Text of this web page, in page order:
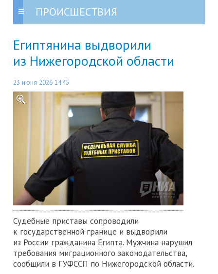
ПРОИСШЕСТВИЯ
Египтянина выдворили
из Нижегородской области
23 июня 2026 14:45
Судебные приставы сопроводили
к государственной границе и выдворили
из России гражданина Египта. Мужчина нарушил
требования миграционного законодательства,
сообщили в ГУФССП по Нижегородской области.